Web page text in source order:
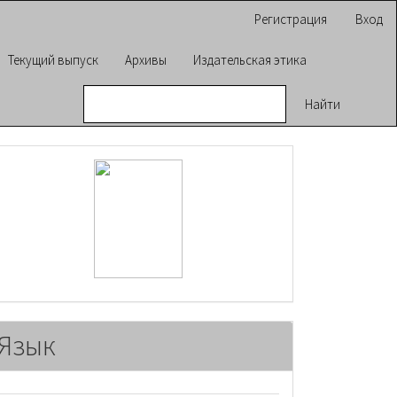
Регистрация Вход
Текущий выпуск Архивы Издательская этика
Найти